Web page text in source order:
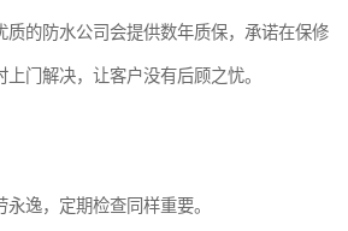
质的防水公司会提供数年质保，承诺在保修
门解决，让客户没有后顾之忧。
逸，定期检查同样重要。